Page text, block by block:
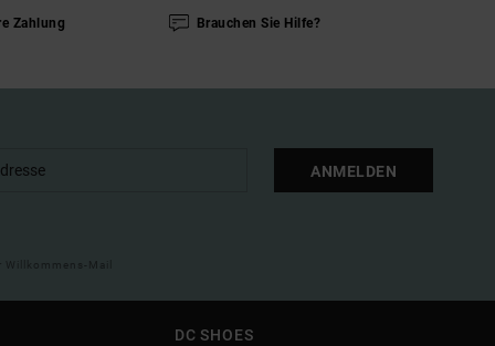
Zahlung Brauchen Sie Hilfe?
ANMELDEN
Mail
DC SHOES